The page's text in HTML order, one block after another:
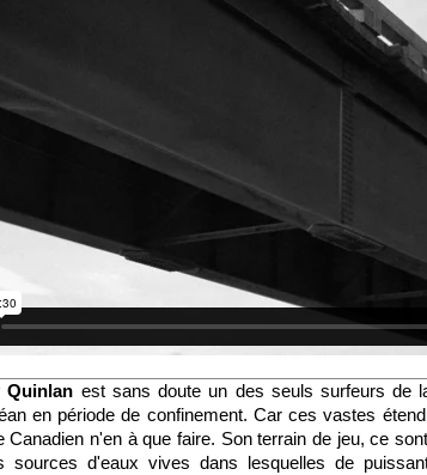
Quinlan est sans doute un des seuls surfeurs de
en période de confinement. Car cesvastes
Canadien n'en à que faire. Son terrain de jeu, ce
sources d'eaux vives dans lesquelles de